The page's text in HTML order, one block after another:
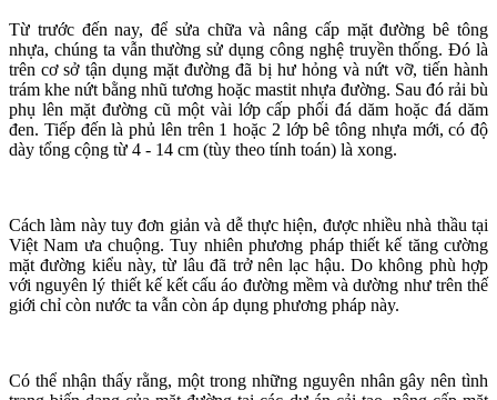
Từ trước đến nay, để sửa chữa và nâng cấp mặt đường bê tông
nhựa, chúng ta vẫn thường sử dụng công nghệ truyền thống. Đó là
trên cơ sở tận dụng mặt đường đã bị hư hỏng và nứt vỡ, tiến hành
trám khe nứt bằng nhũ tương hoặc mastit nhựa đường. Sau đó rải bù
phụ lên mặt đường cũ một vài lớp cấp phối đá dăm hoặc đá dăm
đen. Tiếp đến là phủ lên trên 1 hoặc 2 lớp bê tông nhựa mới, có độ
dày tổng cộng từ 4 - 14 cm (tùy theo tính toán) là xong.
Cách làm này tuy đơn giản và dễ thực hiện, được nhiều nhà thầu tại
Việt Nam ưa chuộng. Tuy nhiên phương pháp thiết kế tăng cường
mặt đường kiểu này, từ lâu đã trở nên lạc hậu. Do không phù hợp
với nguyên lý thiết kế kết cấu áo đường mềm và dường như trên thế
giới chỉ còn nước ta vẫn còn áp dụng phương pháp này.
Có thể nhận thấy rằng, một trong những nguyên nhân gây nên tình